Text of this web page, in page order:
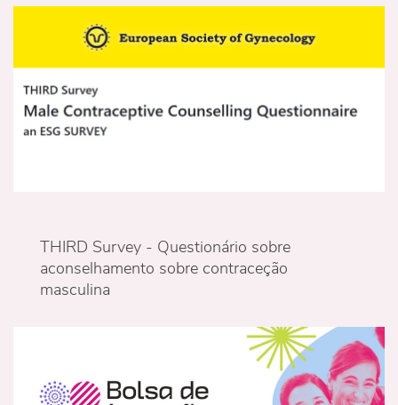
THIRD Survey - Questionário sobre
aconselhamento sobre contraceção
masculina